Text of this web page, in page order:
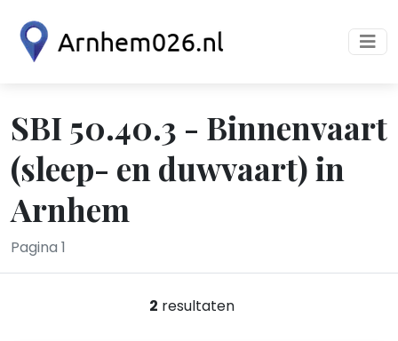
SBI 50.40.3 - Binnenvaart
(sleep- en duwvaart) in
Arnhem
Pagina 1
2 resultaten